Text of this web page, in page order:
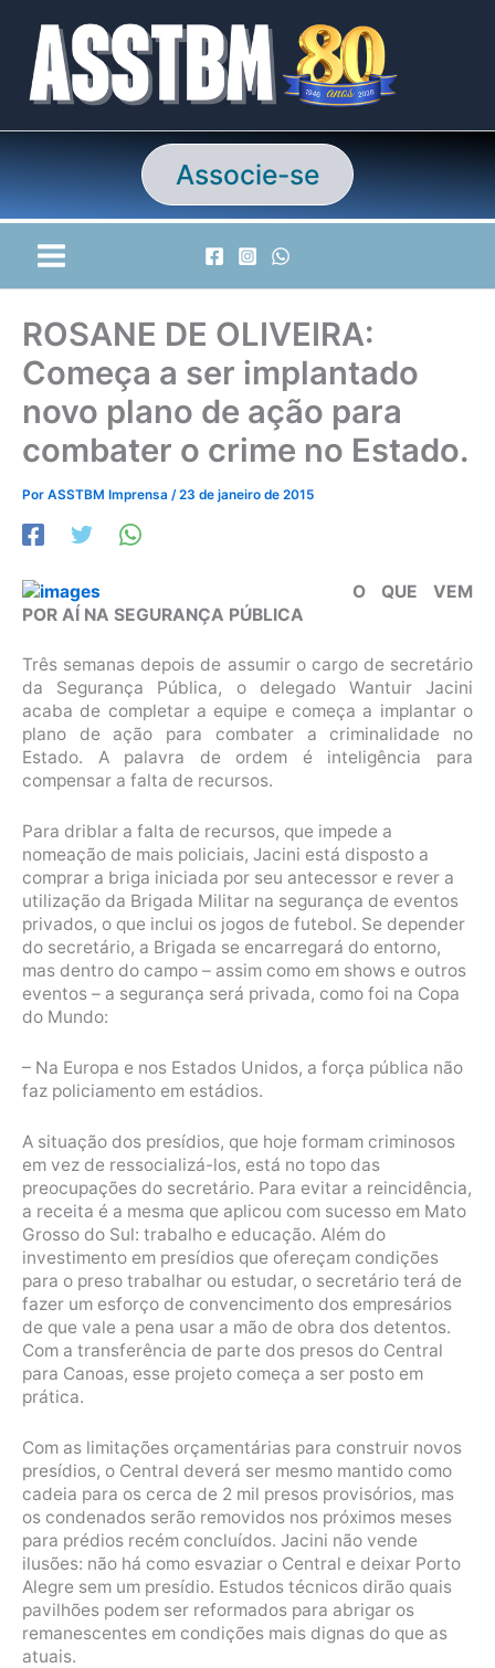
conteúdo
Associe-se
ROSANE DE OLIVEIRA:
Começa a ser implantado
novo plano de ação para
combater o crime no Estado.
Por ASSTBM Imprensa /23 de janeiro de 2015
O QUE VEM
POR AÍ NA SEGURANÇA PÚBLICA
Três semanas depois de assumir o cargo de secretário
da Segurança Pública, o delegado Wantuir Jacini
acaba de completar a equipe e começa a implantar o
plano de ação para combater a criminalidade no
Estado. A palavra de ordem é inteligência para
compensar a falta de recursos.
Para driblar a falta de recursos, que impede a
nomeação de mais policiais, Jacini está disposto a
comprar a briga iniciada por seu antecessor e rever a
utilização da Brigada Militar na segurança de eventos
privados, o que inclui os jogos de futebol. Se depender
do secretário, a Brigada se encarregará do entorno,
mas dentro do campo – assim como em shows e outros
eventos – a segurança será privada, como foi na Copa
do Mundo:
– Na Europa e nos Estados Unidos, a força pública não
faz policiamento em estádios.
A situação dos presídios, que hoje formam criminosos
em vez de ressocializá-los, está no topo das
preocupações do secretário. Para evitar a reincidência,
a receita é a mesma que aplicou com sucesso em Mato
Grosso do Sul: trabalho e educação. Além do
investimento em presídios que ofereçam condições
para o preso trabalhar ou estudar, o secretário terá de
fazer um esforço de convencimento dos empresários
de que vale a pena usar a mão de obra dos detentos.
Com a transferência de parte dos presos do Central
para Canoas, esse projeto começa a ser posto em
prática.
Com as limitações orçamentárias para construir novos
presídios, o Central deverá ser mesmo mantido como
cadeia para os cerca de 2 mil presos provisórios, mas
os condenados serão removidos nos próximos meses
para prédios recém concluídos. Jacini não vende
ilusões: não há como esvaziar o Central e deixar Porto
Alegre sem um presídio. Estudos técnicos dirão quais
pavilhões podem ser reformados para abrigar os
remanescentes em condições mais dignas do que as
atuais.